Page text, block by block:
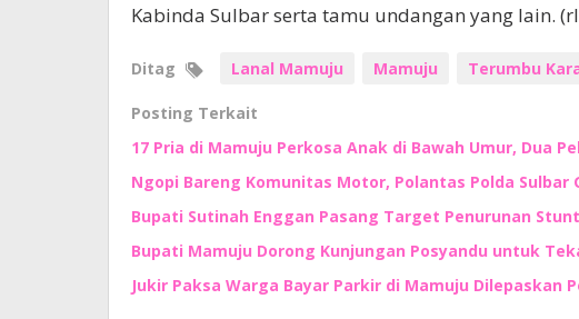
Kabinda Sulbar serta tamu undangan yang lain.
Ditag Lanal Mamuju Mamuju Terumbu
Posting Terkait
17 Pria di Mamuju Perkosa Anak di Bawah Umur, Dua
Ngopi Bareng Komunitas Motor, Polantas Polda
Bupati Sutinah Enggan Pasang Target Penurunan
Bupati Mamuju Dorong Kunjungan Posyandu untuk
Jukir Paksa Warga Bayar Parkir di Mamuju Dilepaskan